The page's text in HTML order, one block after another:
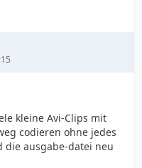
kleine Avi-Clips mit
codieren ohne jedes
die ausgabe-datei neu